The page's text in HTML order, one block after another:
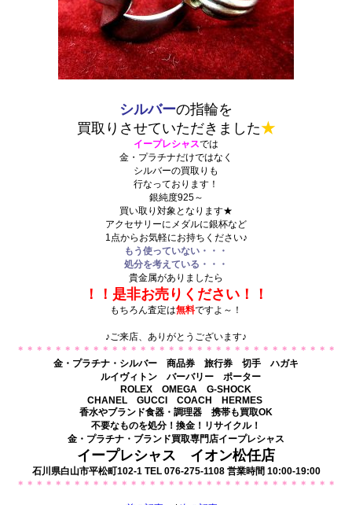
シルバーの指輪を
買取りさせていただきました★
イープレシャスでは
金・プラチナだけではなく
シルバーの買取りも
行なっております！
銀純度925～
買い取り対象となります★
アクセサリーにメダルに銀杯など
1点からお気軽にお持ちください♪
もう使っていない・・・
処分を考えている・・・
貴金属がありましたら
！！是非お売りください！！
もちろん査定は無料ですよ～！
♪ご来店、ありがとうございます♪
＊＊＊＊＊＊＊＊＊＊＊＊＊＊＊＊＊＊＊＊＊＊＊＊＊＊＊＊＊＊＊＊＊＊
金・プラチナ・シルバー 商品券 旅行券 切手 ハガキ
ルイヴィトン バーバリー ポーター
ROLEX OMEGA G-SHOCK
CHANEL GUCCI COACH HERMES
香水やブランド食器・調理器 携帯も買取OK
不要なものを処分！換金！リサイクル！
金・プラチナ・ブランド買取専門店イープレシャス
イープレシャス イオン松任店
石川県白山市平松町102-1 TEL 076-275-1108 営業時間 10:00-19:00
＊＊＊＊＊＊＊＊＊＊＊＊＊＊＊＊＊＊＊＊＊＊＊＊＊＊＊＊＊＊＊＊＊＊